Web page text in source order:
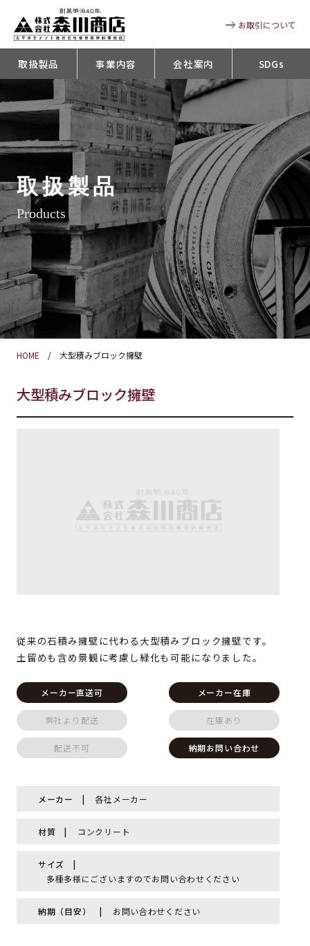
取扱製品 事業内容 会社案内 SDGs
お取引について
取扱製品
Products
HOME 大型積みブロック擁壁
大型積みブロック擁壁
従来の石積み擁壁に代わる大型積みブロック擁壁です。
土留めも含め景観に考慮し緑化も可能になりました。
メーカー直送可 メーカー在庫
弊社より配送 在庫あり
配送不可 納期お問い合わせ
メーカー 各社メーカー
材質 コンクリート
サイズ
多種多様にございますのでお問い合わせください
納期（目安） お問い合わせください